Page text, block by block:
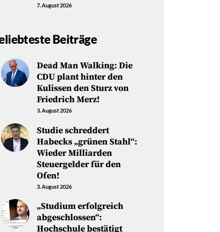
7. August 2026
Beiträge
Dead Man Walking: Die
CDU plant hinter den
Kulissen den Sturz von
Friedrich Merz!
3. August 2026
Studie schreddert
Habecks „grünen Stahl“:
Wieder Milliarden
Steuergelder für den
Ofen!
3. August 2026
„Studium erfolgreich
abgeschlossen“:
Hochschule bestätigt